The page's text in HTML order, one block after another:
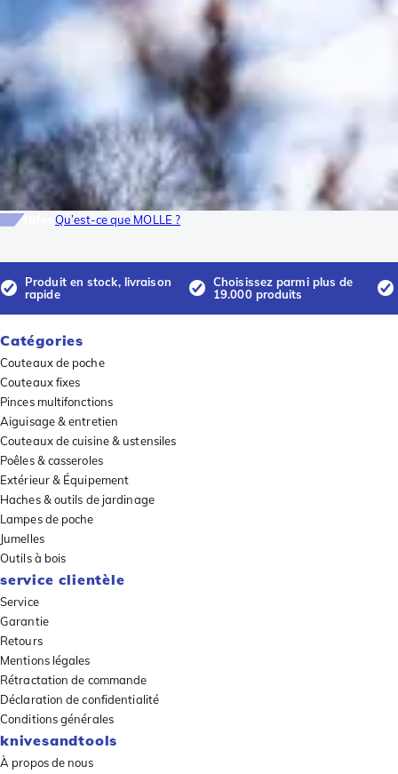
Qu’est-ce que MOLLE ?
Produit en stock, livraison
rapide
Choisissez parmi plus de
19.000 produits
Catégories
Couteaux de poche
Couteaux fixes
Pinces multifonctions
Aiguisage & entretien
Couteaux de cuisine & ustensiles
Poêles & casseroles
Extérieur & Équipement
Haches & outils de jardinage
Lampes de poche
Jumelles
Outils à bois
service clientèle
Service
Garantie
Retours
Mentions légales
Rétractation de commande
Déclaration de confidentialité
Conditions générales
knivesandtools
À propos de nous